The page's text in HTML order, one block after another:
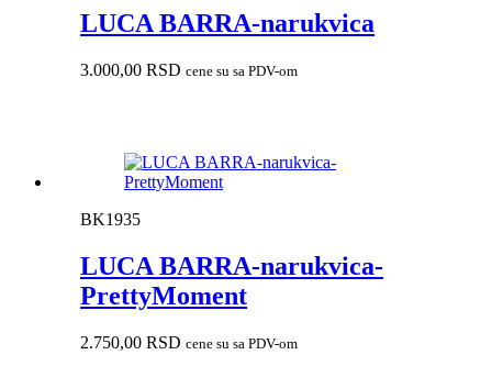
LUCA BARRA-narukvica
3.000,00 RSD cene su sa PDV-om
BK1935
LUCA BARRA-narukvica-
PrettyMoment
2.750,00 RSD cene su sa PDV-om